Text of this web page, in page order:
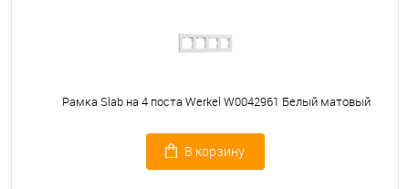
Рамка Slab на 4 поста Werkel W0042961 Белый матовый
В корзину